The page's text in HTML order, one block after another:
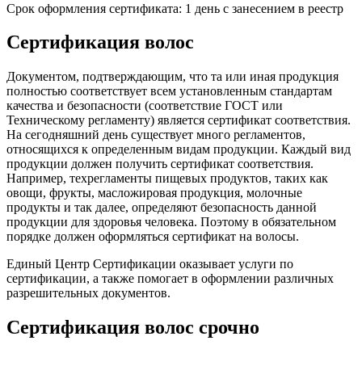
Срок оформления сертификата: 1 день с занесением в реестр
Сертификация волос
Документом, подтверждающим, что та или иная продукция
полностью соответствует всем установленным стандартам
качества и безопасности (соответствие ГОСТ или
Техническому регламенту) является сертификат соответствия.
На сегодняшний день существует много регламентов,
относящихся к определенным видам продукции. Каждый вид
продукции должен получить сертификат соответствия.
Например, техрегламенты пищевых продуктов, таких как
овощи, фрукты, масложировая продукция, молочные
продукты и так далее, определяют безопасность данной
продукции для здоровья человека. Поэтому в обязательном
порядке должен оформляться сертификат на волосы.
Единый Центр Сертификации оказывает услуги по
сертификации, а также помогает в оформлении различных
разрешительных документов.
Сертификация волос срочно